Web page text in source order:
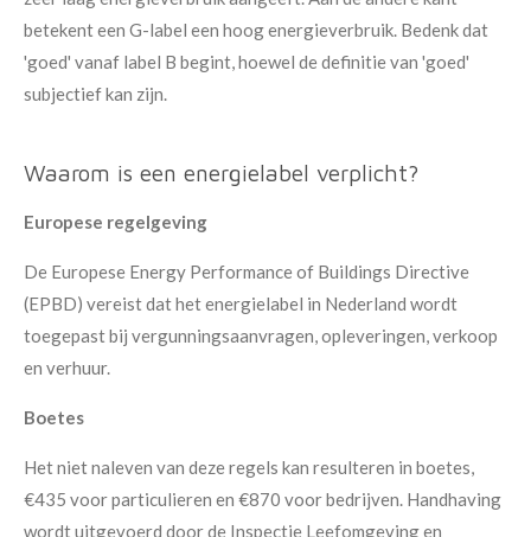
betekent een G-label een hoog energieverbruik. Bedenk dat
'goed' vanaf label B begint, hoewel de definitie van 'goed'
subjectief kan zijn.
Waarom is een energielabel verplicht?
Europese regelgeving
De Europese Energy Performance of Buildings Directive
(EPBD) vereist dat het energielabel in Nederland wordt
toegepast bij vergunningsaanvragen, opleveringen, verkoop
en verhuur.
Boetes
Het niet naleven van deze regels kan resulteren in boetes,
€435 voor particulieren en €870 voor bedrijven. Handhaving
wordt uitgevoerd door de Inspectie Leefomgeving en